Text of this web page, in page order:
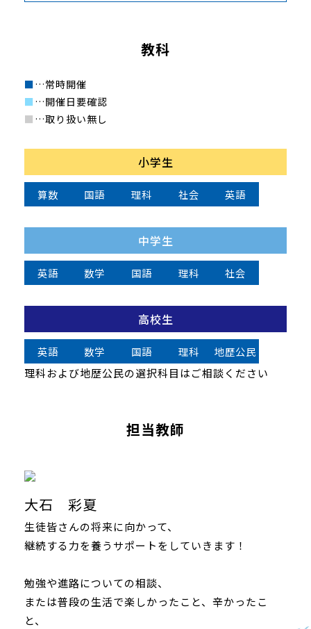
教科
■…常時開催
■ …開催日要確認
■ …取り扱い無し
小学生
算数 国語 理科 社会 英語
中学生
英語 数学 国語 理科 社会
高校生
英語 数学 国語 理科
地歴公民
理科および地歴公民の選択科目はご相談ください
担当教師
大石 彩夏
生徒皆さんの将来に向かって、
継続する力を養うサポートをしていきます！
勉強や進路についての相談、
または普段の生活で楽しかったこと、辛かったこ
と、